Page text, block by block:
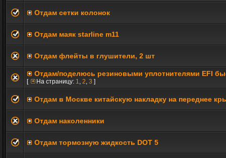
Отдам сетки колонок
Отдам маяк starline m11
Отдам флейты в глушители, 2 шт
Отдам/поделюсь резиновыми уплотнителями EFI
[ На страницу: 1, 2, 3 ]
Отдам в Москве китайскую накладку на переднее
Отдам наколенники
Отдам тормозную жидкость DOT 5